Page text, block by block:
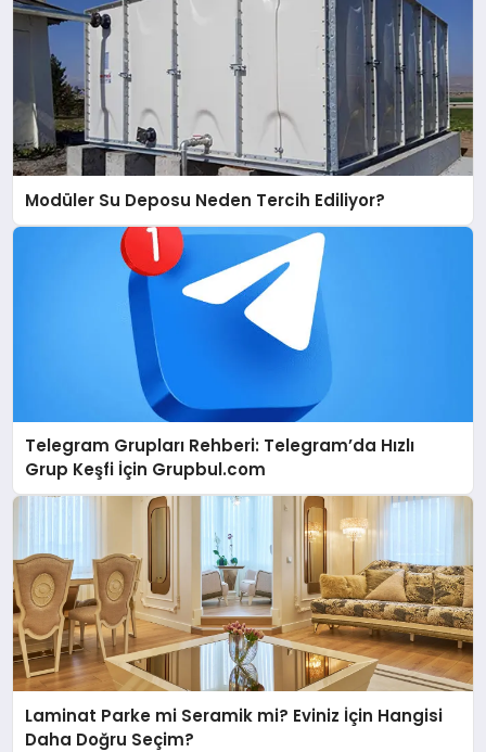
Modüler Su Deposu Neden Tercih Ediliyor?
Telegram Grupları Rehberi: Telegram’da Hızlı
Grup Keşfi İçin Grupbul.com
Laminat Parke mi Seramik mi? Eviniz İçin Hangisi
Daha Doğru Seçim?